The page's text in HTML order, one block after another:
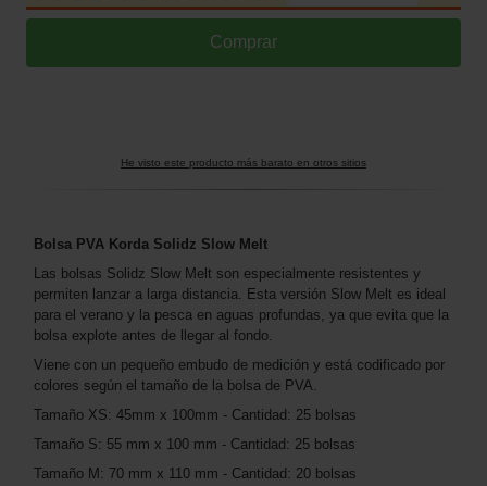
He visto este producto más barato en otros sitios
Bolsa PVA Korda Solidz Slow Melt
Las bolsas Solidz Slow Melt son especialmente resistentes y
permiten lanzar a larga distancia. Esta versión Slow Melt es ideal
para el verano y la pesca en aguas profundas, ya que evita que la
bolsa explote antes de llegar al fondo.
Viene con un pequeño embudo de medición y está codificado por
colores según el tamaño de la bolsa de PVA.
Tamaño XS: 45mm x 100mm - Cantidad: 25 bolsas
Tamaño S: 55 mm x 100 mm - Cantidad: 25 bolsas
Tamaño M: 70 mm x 110 mm - Cantidad: 20 bolsas